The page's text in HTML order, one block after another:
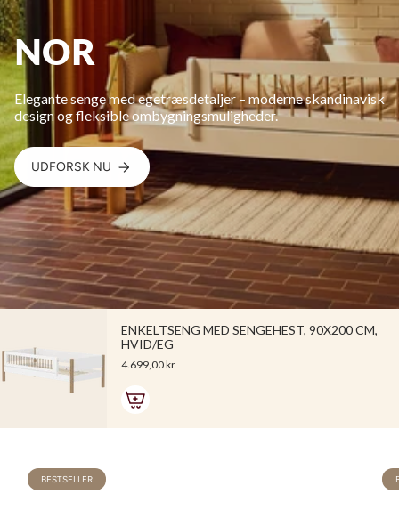
NOR
Elegante senge med egetræsdetaljer – moderne skandinavisk
design og fleksible ombygningsmuligheder.
UDFORSK NU
ENKELTSENG MED SENGEHEST, 90X200 CM,
HVID/EG
4.699,00 kr
BESTSELLER